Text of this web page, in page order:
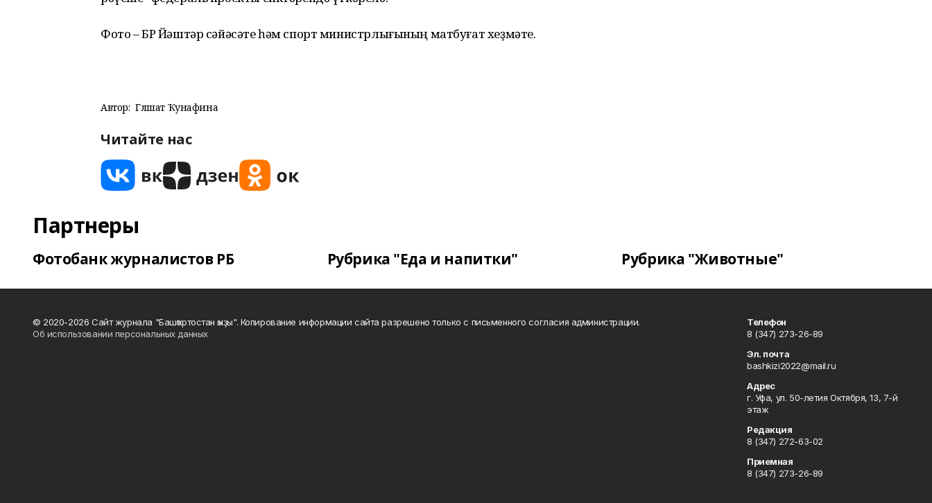
Фото – БР Йәштәр сәйәсәте һәм спорт министрлығының матбуғат хеҙмәте.
Автор: Гөлшат Ҡунафина
Читайте нас
Партнеры
Фотобанк журналистов РБ Рубрика "Еда и напитки" Рубрика "Животные"
© 2020-2026 Сайт журнала "Башҡортостан ҡыҙы". Копирование информации сайта разрешено только с письменного согласия администрации.
Об использовании персональных данных
Телефон
8 (347) 273-26-89
Эл. почта
bashkizi2022@mail.ru
Адрес
г. Уфа, ул. 50-летия Октября, 13, 7-й
этаж
Редакция
8 (347) 272-63-02
Приемная
8 (347) 273-26-89